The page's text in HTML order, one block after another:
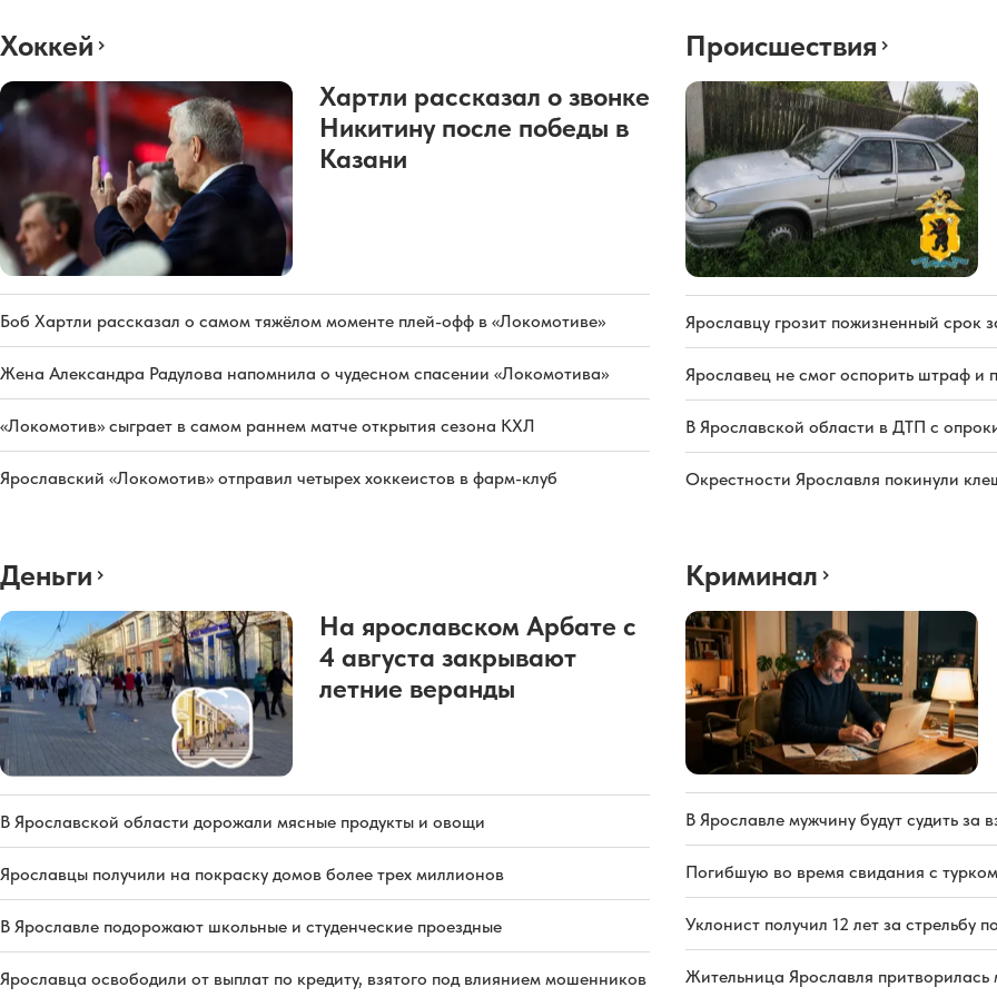
Хоккей
Хартли рассказал о звонке
Никитину после победы в
Казани
Боб Хартли рассказал о самом тяжёлом моменте плей-офф в «Локомотиве»
Жена Александра Радулова напомнила о чудесном спасении «Локомотива»
«Локомотив» сыграет в самом раннем матче открытия сезона КХЛ
Ярославский «Локомотив» отправил четырех хоккеистов в фарм-клуб
Происшествия
Ярославцу грозит пожизненный срок
Ярославец не смог оспорить штраф и
В Ярославской области в ДТП с
Окрестности Ярославля покинули
Деньги
На ярославском Арбате с
4 августа закрывают
летние веранды
В Ярославской области дорожали мясные продукты и овощи
Ярославцы получили на покраску домов более трех миллионов
В Ярославле подорожают школьные и студенческие проездные
Ярославца освободили от выплат по кредиту, взятого под влиянием мошенников
Криминал
В Ярославле мужчину будут судить за
Погибшую во время свидания с
Уклонист получил 12 лет за стрельбу
Жительница Ярославля